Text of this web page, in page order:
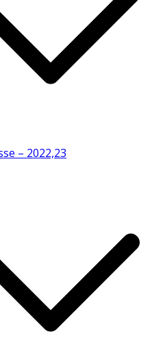
– 2022,23